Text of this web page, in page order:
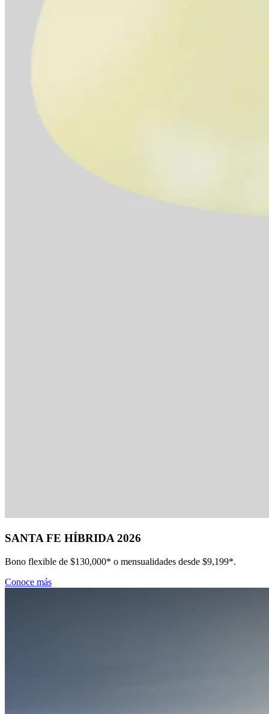
SANTA FE HÍBRIDA 2026
Bono flexible de $130,000* o mensualidades desde $9,199*.
Conoce más